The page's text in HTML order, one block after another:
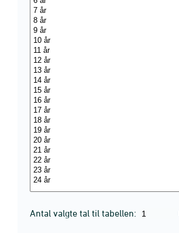
Antal valgte tal til tabellen: